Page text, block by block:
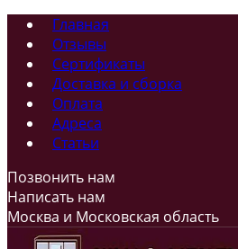
Главная
Отзывы
Сертификаты
Доставка и сборка
Оплата
Адреса
Статьи
Позвонить нам
Написать нам
Москва и Московская область